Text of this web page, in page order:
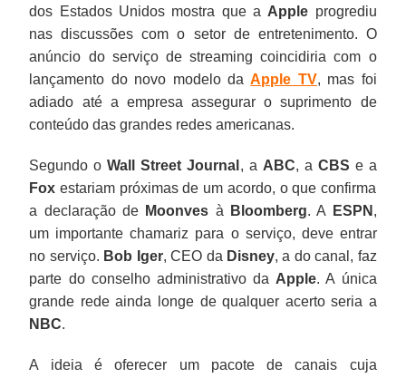
dos Estados Unidos mostra que a Apple progrediu
nas discussões com o setor de entretenimento. O
anúncio do serviço de streaming coincidiria com o
lançamento do novo modelo daApple TV, mas foi
adiado até a empresa assegurar o suprimento de
conteúdo das grandes redes americanas.
Segundo o Wall Street Journal , a ABC, a CBS e a
Fox estariam próximas de um acordo, o que confirma
a declaração de Moonves à Bloomberg. A ESPN ,
um importante chamariz para o serviço, deve entrar
no serviço. Bob Iger, CEO da Disney, a do canal, faz
parte do conselho administrativo da Apple. A única
grande rede ainda longe de qualquer acerto seria a
NBC.
A ideia é oferecer um pacote de canais cuja